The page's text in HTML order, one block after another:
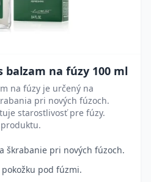
balzam na fúzy 100 ml
na fúzy je určený na
pri nových fúzoch.
starostlivosť pre fúzy.
škrabanie pri nových fúzoch.
pod fúzmi.